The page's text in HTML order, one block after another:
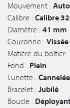
Mouvement :
Calibre : Calibre
Diamètre : 41 mm
Couronne : Vissée
Matière du boîtier :
Fond : Plein
Lunette :
Bracelet : Jubilé
Boucle :